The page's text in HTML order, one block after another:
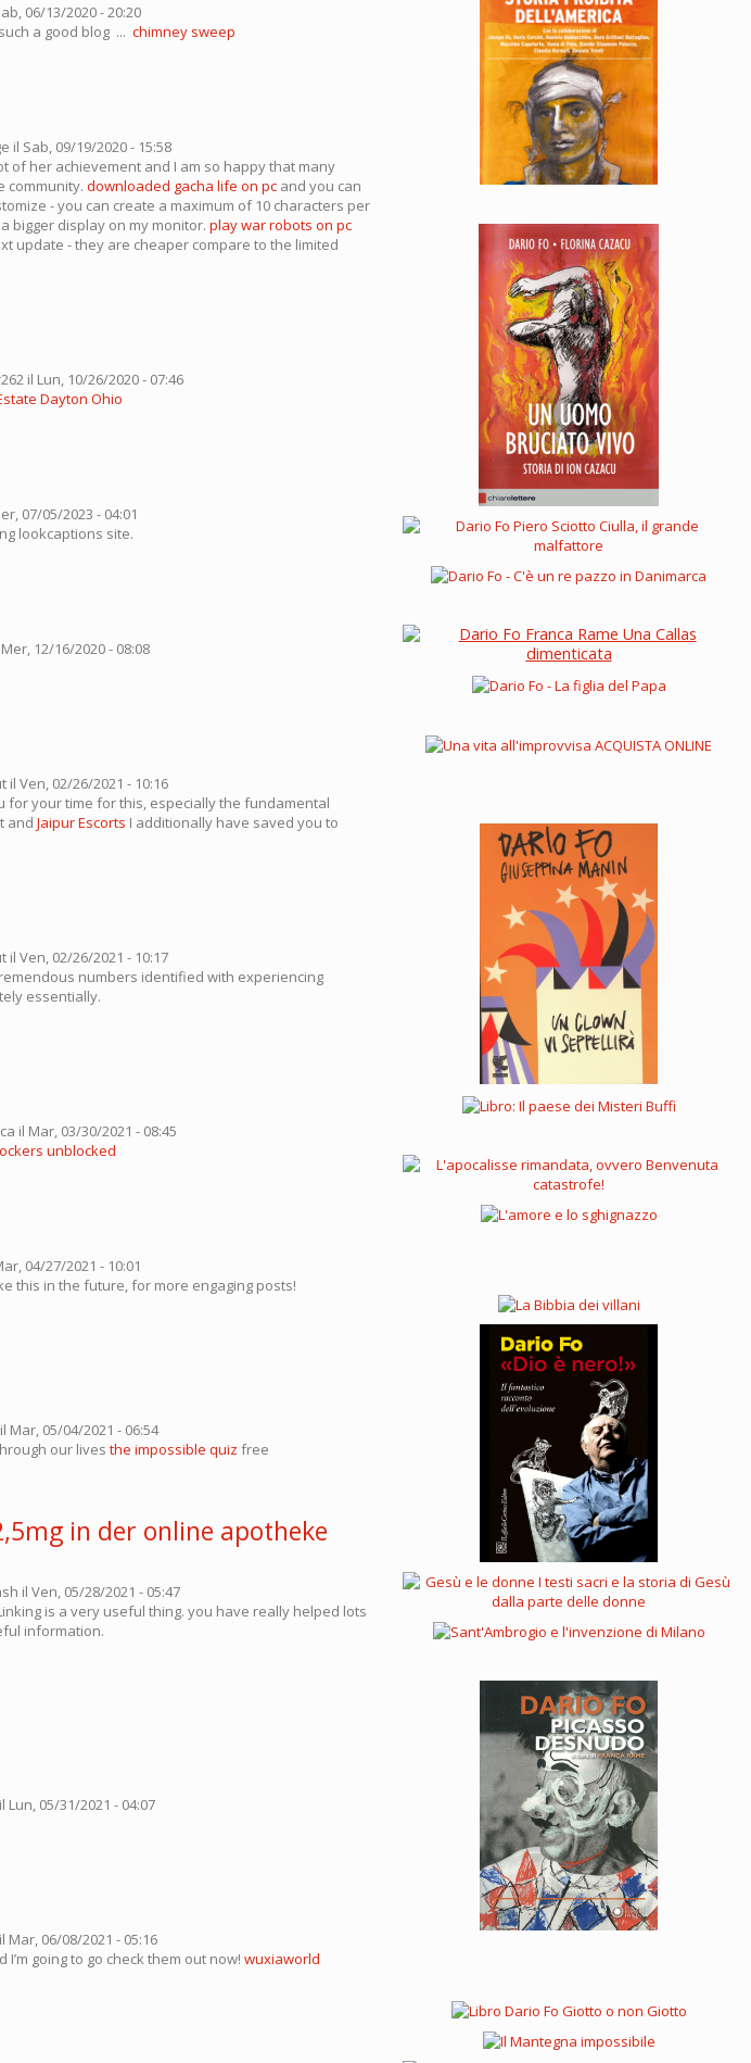
06/13/2020 - 20:20
a good blog ... chimney sweep
il Sab, 09/19/2020 - 15:58
of her achievement and I am so happy that many
community. downloaded gacha life on pc and you can
- you can create a maximum of 10 characters per
bigger display on my monitor. play war robots on pc
update - they are cheaper compare to the limited
il Lun, 10/26/2020 - 07:46
Dayton Ohio
07/05/2023 - 04:01
lookcaptions site.
12/16/2020 - 08:08
il Ven, 02/26/2021 - 10:16
for your time for this, especially the fundamental
and Jaipur Escorts I additionally have saved you to
il Ven, 02/26/2021 - 10:17
numbers identified with experiencing
essentially.
il Mar, 03/30/2021 - 08:45
unblocked
04/27/2021 - 10:01
this in the future, for more engaging posts!
il Mar, 05/04/2021 - 06:54
our lives the impossible quiz free
in der online apotheke
il Ven, 05/28/2021 - 05:47
is a very useful thing. you have really helped lots
information.
il Lun, 05/31/2021 - 04:07
il Mar, 06/08/2021 - 05:16
going to go check them out now! wuxiaworld